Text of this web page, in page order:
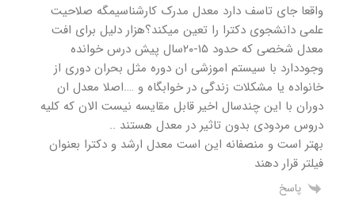
واقعا جای تاسف دارد معدل مدرک کارشناسیمگه صلاحیت
علمی دانشجوی دکترا را تعین میکند؟هزار دلیل برای افت
معدل شخصی که حدود ۱۵-۲۰سال پیش درس خوانده
وجوددارد با سیستم اموزشی ان دوره مثل بحران دوری از
خانواده یا مشکلات زندگی در خوابگاه و ….اصلا معدل ان
دوران با این چندسال اخیر قابل مقایسه نیست الان که کلیه
دروس مردودی بدون تاثیر در معدل هستند ..
بهتر است و منصفانه این است معدل ارشد و دکترا بعنوان
فیلتر قرار دهند
پاسخ